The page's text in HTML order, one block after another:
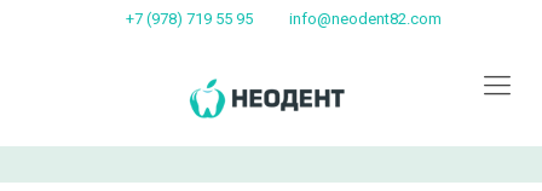
+7 (978) 719 55 95 info@neodent82.com